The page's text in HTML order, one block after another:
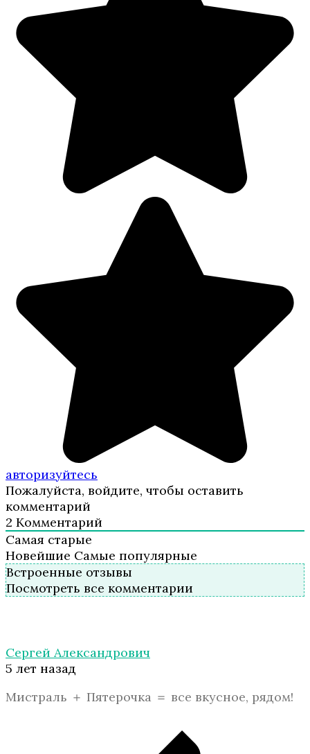
авторизуйтесь
Пожалуйста, войдите, чтобы оставить
комментарий
2 Комментарий
Самая старые
Новейшие Самые популярные
Встроенные отзывы
Посмотреть все комментарии
Сергей Александрович
5 лет назад
Мистраль ＋ Пятерочка ＝ все вкусное, рядом!